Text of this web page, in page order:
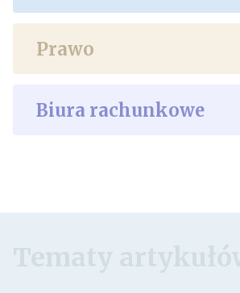
Prawo
Biura rachunkowe